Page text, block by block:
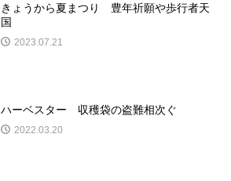
きょうから夏まつり 豊年祈願や歩行者天
国
2023.07.21
ハーベスター 収穫袋の盗難相次ぐ
2022.03.20